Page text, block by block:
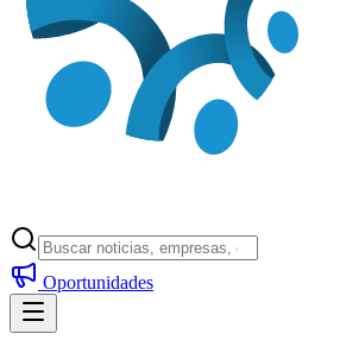
Oportunidades